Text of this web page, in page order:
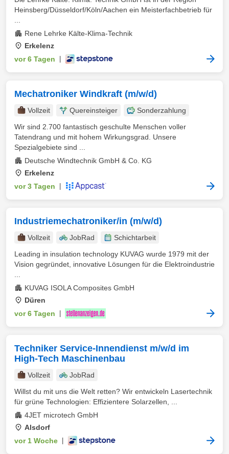
Heinsberg/Düsseldorf/Köln/Aachen ein Meisterfachbetrieb für
Rene Lehrke Kälte-Klima-Technik
Erkelenz
vor 6 Tagen
Mechatroniker Windkraft (m/w/d)
Vollzeit Quereinsteiger
Sonderzahlung
Wir sind 2.700 fantastisch geschulte Menschen voller
Tatendrang und mit hohem Wirkungsgrad. Unsere
Spezialgebiete sind ...
Deutsche Windtechnik GmbH & Co. KG
Erkelenz
vor 3 Tagen
Industriemechatroniker/in (m/w/d)
Vollzeit JobRad
Schichtarbeit
Leading in insulation technology KUVAG wurde 1979 mit der
Vision gegründet, innovative Lösungen für die Elektroindustrie
KUVAG ISOLA Composites GmbH
Düren
vor 6 Tagen
Techniker Service-Innendienst m/w/d im
High-Tech Maschinenbau
Vollzeit
JobRad
Willst du mit uns die Welt retten? Wir entwickeln Lasertechnik
für grüne Technologien: Effizientere Solarzellen, ...
4JET microtech GmbH
Alsdorf
vor 1 Woche